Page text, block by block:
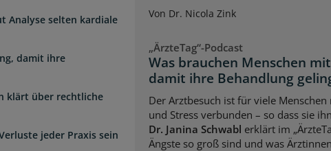
Analyse selten kardiale
damit ihre
klärt über rechtliche
jeder Praxis sein
Von Dr. Nicola Zink
„ÄrzteTag“-Podcast
Was brauchen Menschen
damit ihre Behandlung
Der Arztbesuch ist für viele
und Stress verbunden – so dass sie
Dr. Janina Schwabl erklärt im
Ängste so groß sind und was